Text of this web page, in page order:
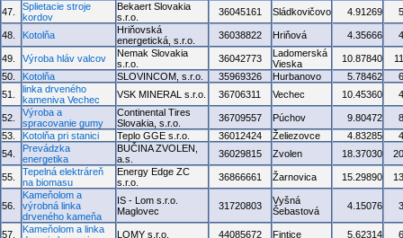
47.
Splietacie stroje
kordov
Bekaert Slovakia
s.r.o.
36045161 Sládkovičovo 4.91269
48. Kotolňa
Hriňovská
energetická, s.r.o.
36038822 Hriňová 4.35666
49. Výroba hláv valcov
Nemak Slovakia
s.r.o.
36042773
Ladomerská
Vieska
10.87840
50.
Kotolňa SLOVINCOM, s.r.o. 35969326 Hurbanovo 5.78462
51.
linka drveného
kameniva Vechec
VSK MINERAL s.r.o. 36706311 Vechec 10.45360
52.
Výroba a
spracovanie gumy
Continental Tires
Slovakia, s.r.o.
36709557 Púchov 9.80472
53.
Kotolňa pri stanici Teplo GGE s.r.o. 36012424 Želiezovce 4.83285
54.
Prevádzka
energetika
BUČINA ZVOLEN,
a.s.
36029815 Zvolen 18.37030
55.
Tepelná elektráreň
na biomasu
Energy Edge ZC
s.r.o.
36866661 Žarnovica 15.29890
56.
Kameňolom a
výrobná linka
drveného kameňa
IS - Lom s.r.o.
Maglovec
31720803
Vyšná
Šebastová
4.15076
57.
Kameňolom a linka
LOMY s.r.o. 44085672 Fintice 5.62314